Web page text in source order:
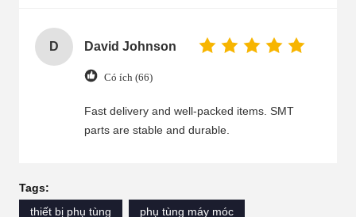
D David Johnson
Có ích (66)
Fast delivery and well-packed items. SMT
parts are stable and durable.
Tags:
thiết bị phụ tùng
phụ tùng máy móc